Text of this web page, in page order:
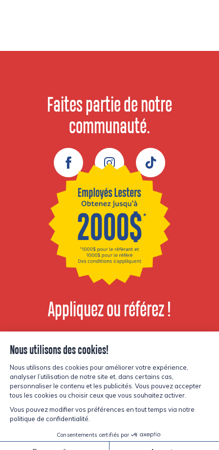
Faites partie de notre
communauté.
Facebook Instagram TikTok
Appliquez ou référez !
Voir les postes
disponibles
© Copyright Lesters 2026Politique de confidentialitéSite parKryzalid